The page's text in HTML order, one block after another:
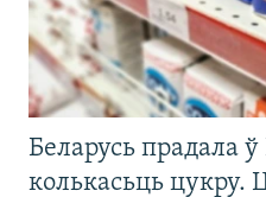
Беларусь прадала
колькасьць цукру.